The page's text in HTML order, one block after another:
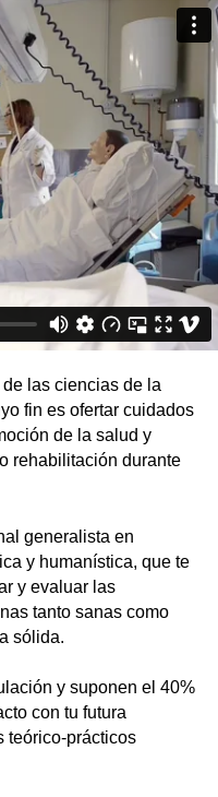
las ciencias de la
fin es ofertar cuidados
de la salud y
rehabilitación durante
generalista en
y humanística, que te
y evaluar las
tanto sanas como
sólida.
y suponen el 40%
con tu futura
teórico-prácticos